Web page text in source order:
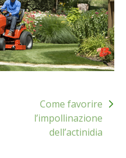
UMANI
Come favorire
l’impollinazione
dell’actinidia